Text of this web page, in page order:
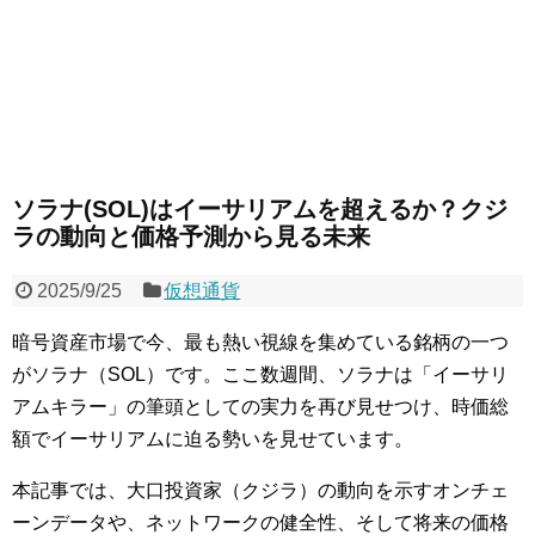
ソラナ(SOL)はイーサリアムを超えるか？クジ
ラの動向と価格予測から見る未来
2025/9/25 仮想通貨
暗号資産市場で今、最も熱い視線を集めている銘柄の一つ
がソラナ（SOL）です。ここ数週間、ソラナは「イーサリ
アムキラー」の筆頭としての実力を再び見せつけ、時価総
額でイーサリアムに迫る勢いを見せています。
本記事では、大口投資家（クジラ）の動向を示すオンチェ
ーンデータや、ネットワークの健全性、そして将来の価格